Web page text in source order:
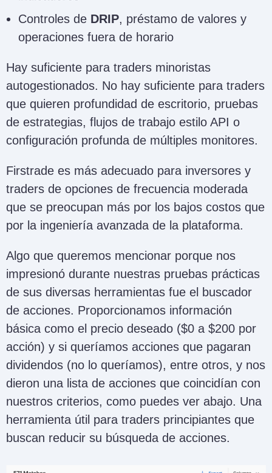
Controles de DRIP, préstamo de valores y
operaciones fuera de horario
Hay suficiente para traders minoristas
autogestionados. No hay suficiente para traders
que quieren profundidad de escritorio, pruebas
de estrategias, flujos de trabajo estilo API o
configuración profunda de múltiples monitores.
Firstrade es más adecuado para inversores y
traders de opciones de frecuencia moderada
que se preocupan más por los bajos costos que
por la ingeniería avanzada de la plataforma.
Algo que queremos mencionar porque nos
impresionó durante nuestras pruebas prácticas
de sus diversas herramientas fue el buscador
de acciones. Proporcionamos información
básica como el precio deseado ($0 a $200 por
acción) y si queríamos acciones que pagaran
dividendos (no lo queríamos), entre otros, y nos
dieron una lista de acciones que coincidían con
nuestros criterios, como puedes ver abajo. Una
herramienta útil para traders principiantes que
buscan reducir su búsqueda de acciones.